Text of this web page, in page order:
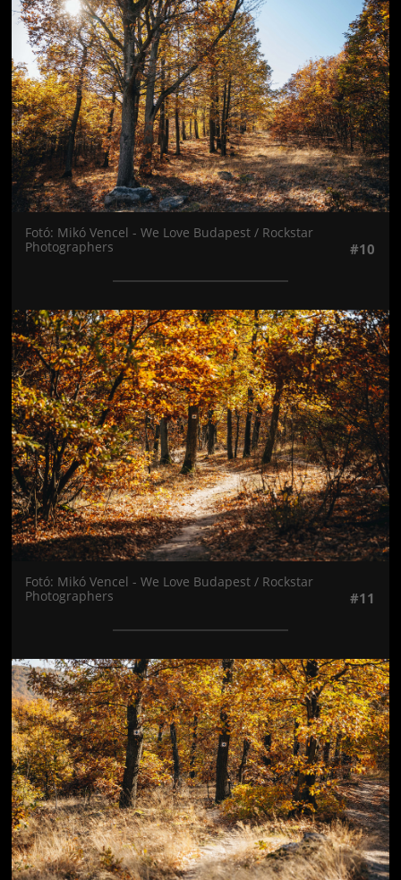
Fotó: Mikó Vencel - We Love Budapest / Rockstar
Photographers
#10
Jön még kép!
Fotó: Mikó Vencel - We Love Budapest / Rockstar
Photographers
#11
Jön még kép!